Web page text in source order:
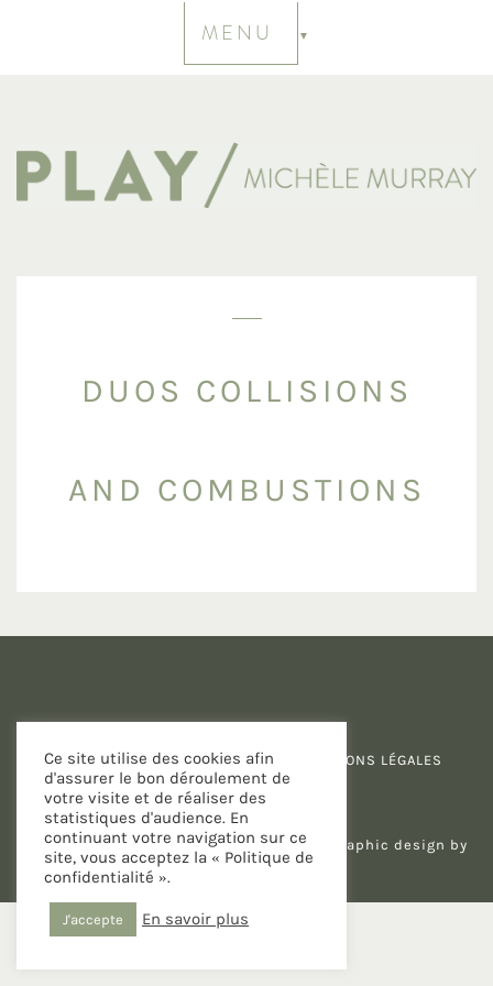
MENU
DUOS COLLISIONS
AND COMBUSTIONS
POLITIQUE DE CONFIDENTIALITÉ MENTIONS LÉGALES
Copyright 2026 PLAY / Michèle Murray
| Graphic design by
Too Cute Design
Ce site utilise des cookies afin
d'assurer le bon déroulement de
votre visite et de réaliser des
statistiques d'audience. En
continuant votre navigation sur ce
site, vous acceptez la « Politique de
confidentialité ».
J'accepte En savoir plus